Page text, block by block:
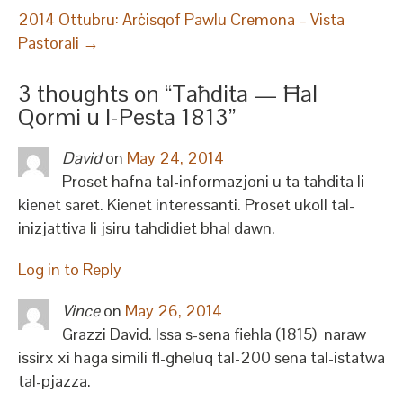
2014 Ottubru: Arċisqof Pawlu Cremona – Vista
Pastorali →
3 thoughts on “Taħdita — Ħal
Qormi u l-Pesta 1813”
Davidon May 24, 2014
Proset hafna tal-informazjoni u ta tahdita li
kienet saret. Kienet interessanti. Proset ukoll tal-
inizjattiva li jsiru tahdidiet bhal dawn.
Log in to Reply
Vinceon May 26, 2014
Grazzi David. Issa s-sena fiehla (1815) naraw
issirx xi haga simili fl-gheluq tal-200 sena tal-istatwa
tal-pjazza.